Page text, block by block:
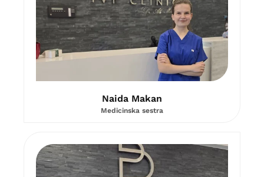
Naida Makan
Medicinska sestra​